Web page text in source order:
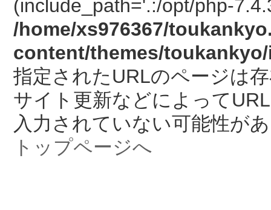
(include_path='.:/opt/php-
/home/xs976367/
content/themes/
指定されたURLのページは
サイト更新などによって
入力されていない可能性が
トップページへ